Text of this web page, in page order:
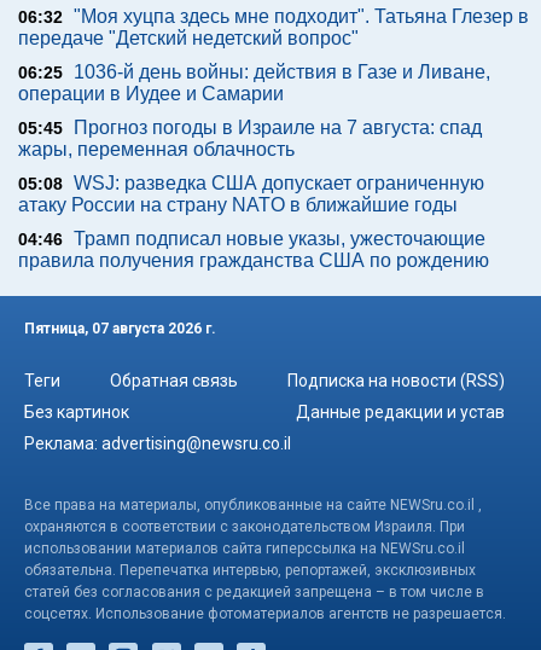
06:32 "Моя хуцпа здесь мне подходит". Татьяна Глезер в
передаче "Детский недетский вопрос"
06:25
1036-й день войны: действия в Газе и Ливане,
операции в Иудее и Самарии
05:45
Прогноз погоды в Израиле на 7 августа: спад
жары, переменная облачность
05:08 WSJ: разведка США допускает ограниченную
атаку России на страну NATO в ближайшие годы
04:46 Трамп подписал новые указы, ужесточающие
правила получения гражданства США по рождению
Пятница, 07 августа 2026 г.
Теги Обратная связь
Подписка на новости (RSS)
Без картинок
Данные редакции и устав
Реклама: advertising@newsru.co.il
Все права на материалы, опубликованные на сайте NEWSru.co.il ,
охраняются в соответствии с законодательством Израиля. При
использовании материалов сайта гиперссылка на NEWSru.co.il
обязательна. Перепечатка интервью, репортажей, эксклюзивных
статей без согласования с редакцией запрещена – в том числе в
соцсетях. Использование фотоматериалов агентств не разрешается.